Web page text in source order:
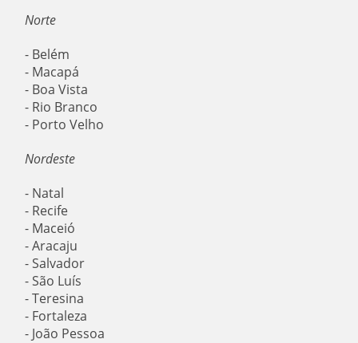
Norte
- Belém
- Macapá
- Boa Vista
- Rio Branco
- Porto Velho
Nordeste
- Natal
- Recife
- Maceió
- Aracaju
- Salvador
- São Luís
- Teresina
- Fortaleza
- João Pessoa